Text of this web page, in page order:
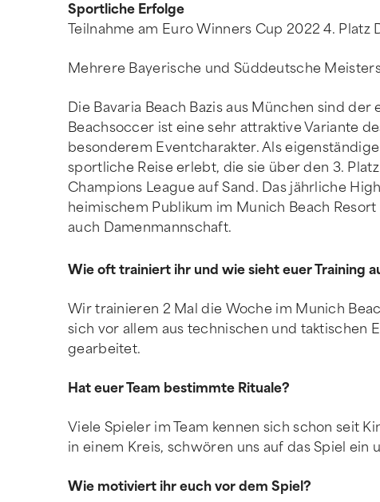
Sportliche Erfolge
Teilnahme am Euro Winners Cup 2022 4.
Mehrere Bayerische und Süddeutsche
Die Bavaria Beach Bazis aus München sind
Beachsoccer ist eine sehr attraktive Variante
besonderem Eventcharakter. Als
sportliche Reise erlebt, die sie über den 3.
Champions League auf Sand. Das jährliche
heimischem Publikum im Munich Beach
auch Damenmannschaft.
Wie oft trainiert ihr und wie sieht euer Training
Wir trainieren 2 Mal die Woche im Munich
sich vor allem aus technischen und taktischen
gearbeitet.
Hat euer Team bestimmte Rituale?
Viele Spieler im Team kennen sich schon seit
in einem Kreis, schwören uns auf das Spiel ein
Wie motiviert ihr euch vor dem Spiel?